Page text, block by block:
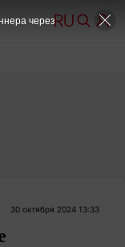
30 октября 2024 13:33
через